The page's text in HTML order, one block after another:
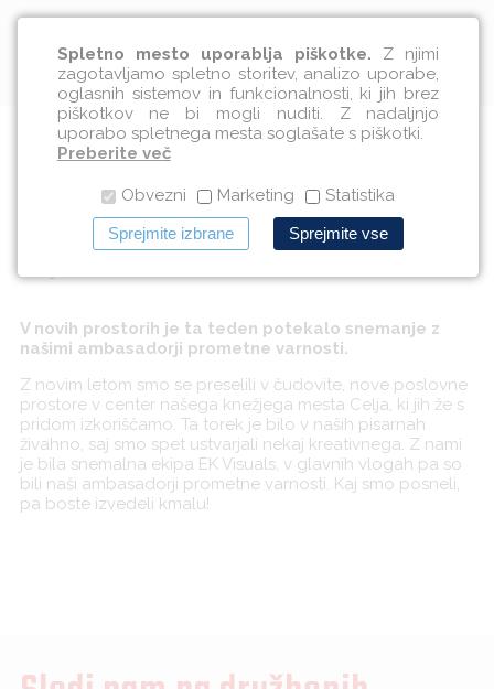
Slovenščina
Na Zavodu VOZIM se vedno
dogaja nekaj novega
06.03.2018
V novih prostorih je ta teden potekalo snemanje z
našimi ambasadorji prometne varnosti.
Z novim letom smo se preselili v čudovite, nove poslovne
prostore v center našega knežjega mesta Celja, ki jih že s
pridom izkoriščamo. Ta torek je bilo v naših pisarnah
živahno, saj smo spet ustvarjali nekaj kreativnega. Z nami
je bila snemalna ekipa EK Visuals, v glavnih vlogah pa so
bili naši ambasadorji prometne varnosti. Kaj smo posneli,
pa boste izvedeli kmalu!
Spletno mesto uporablja piškotke. Z njimi
zagotavljamo spletno storitev, analizo uporabe,
oglasnih sistemov in funkcionalnosti, ki jih brez
piškotkov ne bi mogli nuditi. Z nadaljnjo
uporabo spletnega mesta soglašate s piškotki.
Preberite več
Obvezni Marketing Statistika
Sprejmite izbrane Sprejmite vse